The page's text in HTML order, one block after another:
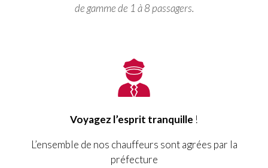
de gamme de 1 à 8 passagers.
Voyagez l’esprit tranquille !
L’ensemble de nos chauffeurs sont agrées par la
préfecture